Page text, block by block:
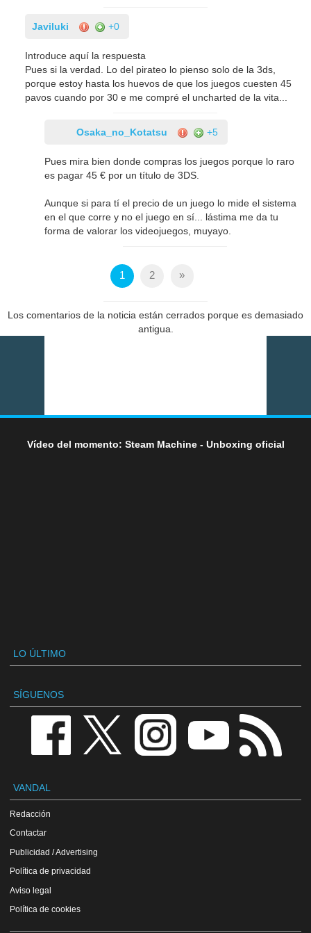
Javiluki +0
Introduce aquí la respuesta
Pues si la verdad. Lo del pirateo lo pienso solo de la 3ds,
porque estoy hasta los huevos de que los juegos cuesten 45
pavos cuando por 30 e me compré el uncharted de la vita...
Osaka_no_Kotatsu +5
Pues mira bien donde compras los juegos porque lo raro
es pagar 45 € por un título de 3DS.
Aunque si para tí el precio de un juego lo mide el sistema
en el que corre y no el juego en sí... lástima me da tu
forma de valorar los videojuegos, muyayo.
1 2 »
Los comentarios de la noticia están cerrados porque es demasiado
antigua.
Vídeo del momento: Steam Machine - Unboxing oficial
LO ÚLTIMO
SÍGUENOS
VANDAL
Redacción
Contactar
Publicidad / Advertising
Política de privacidad
Aviso legal
Política de cookies